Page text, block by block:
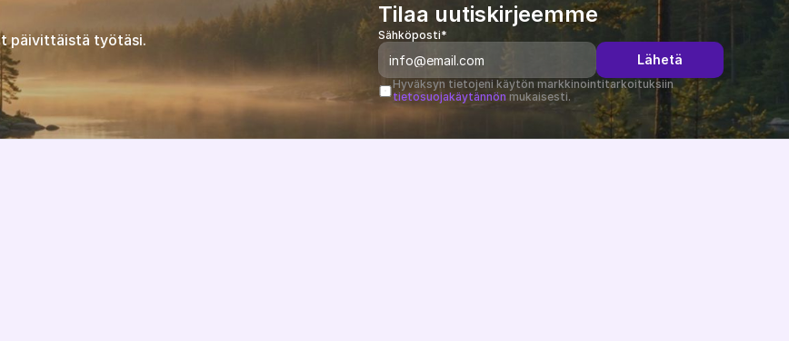
päivittäistä työtäsi.
Tilaa uutiskirjeemme
Sähköposti*
Lähetä
Hyväksyn tietojeni käytön markkinointitarkoituksiin
tietosuojakäytännön mukaisesti.